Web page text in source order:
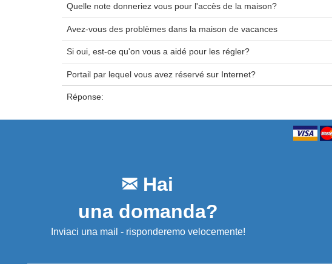
Quelle note donneriez vous pour l'accès de la maison?
Avez-vous des problèmes dans la maison de vacances
Si oui, est-ce qu'on vous a aidé pour les régler?
Portail par lequel vous avez réservé sur Internet?
Réponse:
Hai
una domanda?
Inviaci una mail - risponderemo velocemente!